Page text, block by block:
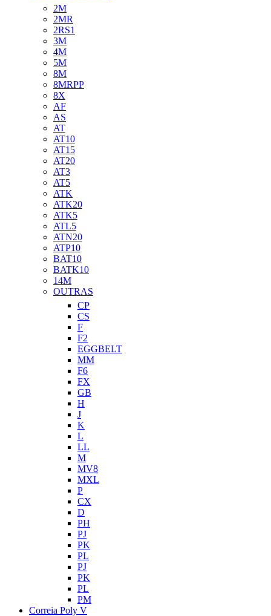
2M
2MR
2RS1
3M
4M
5M
8M
8MRPP
8X
AF
AS
AT
AT10
AT15
AT20
AT3
AT5
ATK
ATK20
ATK5
ATL5
ATN20
ATP10
BAT10
BATK10
14M
OUTRAS
CP
CS
F
F2
EGGBELT
MM
F6
FX
GB
H
J
K
L
LL
M
MV8
MXL
P
CX
D
PH
PJ
PK
PL
PJ
PK
PL
PM
Correia Poly V